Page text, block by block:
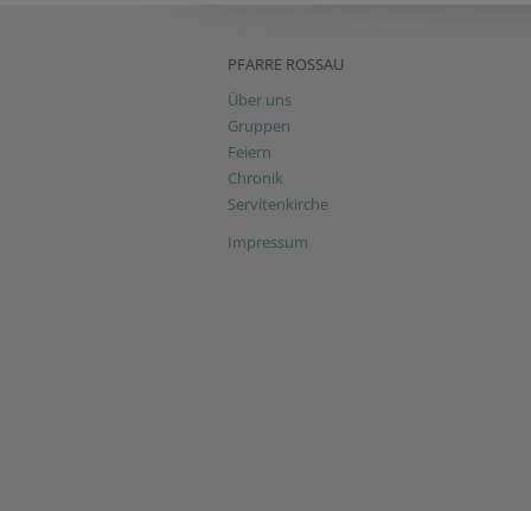
PFARRE ROSSAU
Über uns
Gruppen
Feiern
Chronik
Servitenkirche
Impressum